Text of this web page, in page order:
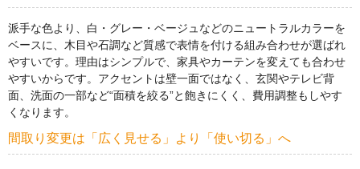
派手な色より、白・グレー・ベージュなどのニュートラルカラーを
ベースに、木目や石調など質感で表情を付ける組み合わせが選ばれ
やすいです。理由はシンプルで、家具やカーテンを変えても合わせ
やすいからです。アクセントは壁一面ではなく、玄関やテレビ背
面、洗面の一部など“面積を絞る”と飽きにくく、費用調整もしやす
くなります。
間取り変更は「広く見せる」より「使い切る」へ